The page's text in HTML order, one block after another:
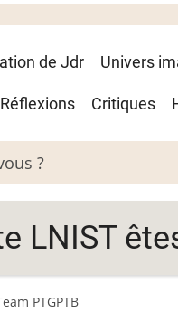
de Jdr Univers
Réflexions Critiques
?
LNIST
PTGPTB